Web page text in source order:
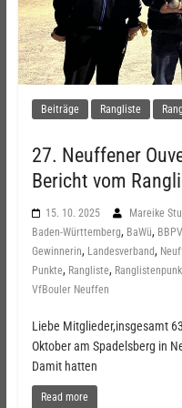
Beiträge Rangliste
27. Neuffener
Bericht vom
15. 10. 2025 Mareike
Baden-Württemberg, BaWü, BBPV
Gewinnerin, Landesverband,
Punkte, Rangliste,
VfBouler Neuffen
Liebe Mitglieder,insgesamt
Oktober am Spadelsberg in
Damit hatten
Read more